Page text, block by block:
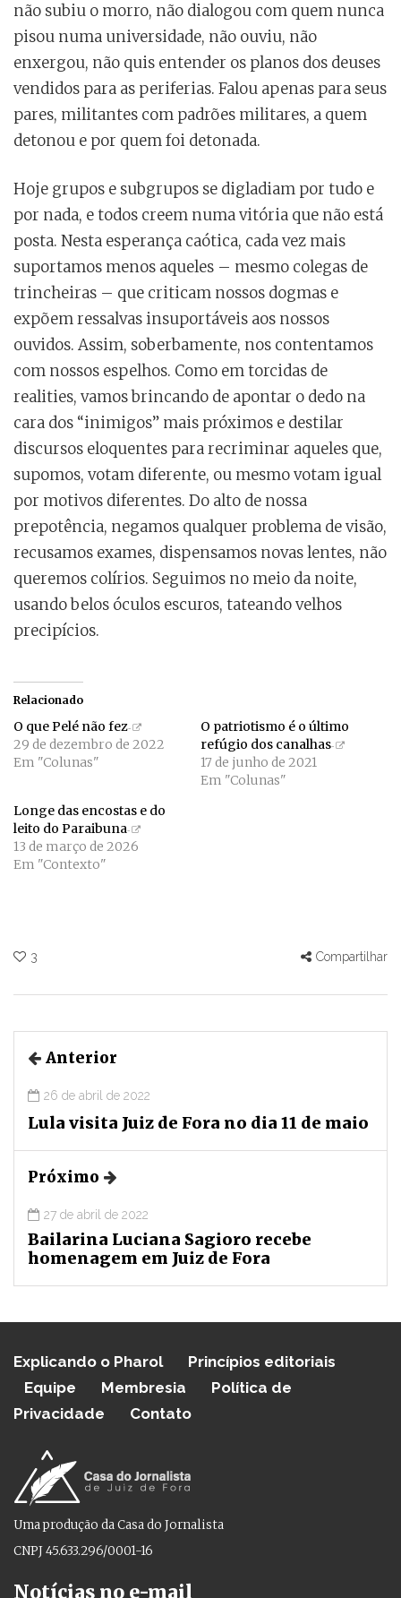
não subiu o morro, não dialogou com quem nunca
pisou numa universidade, não ouviu, não
enxergou, não quis entender os planos dos deuses
vendidos para as periferias. Falou apenas para seus
pares, militantes com padrões militares, a quem
detonou e por quem foi detonada.
Hoje grupos e subgrupos se digladiam por tudo e
por nada, e todos creem numa vitória que não está
posta. Nesta esperança caótica, cada vez mais
suportamos menos aqueles – mesmo colegas de
trincheiras – que criticam nossos dogmas e
expõem ressalvas insuportáveis aos nossos
ouvidos. Assim, soberbamente, nos contentamos
com nossos espelhos. Como em torcidas de
realities, vamos brincando de apontar o dedo na
cara dos “inimigos” mais próximos e destilar
discursos eloquentes para recriminar aqueles que,
supomos, votam diferente, ou mesmo votam igual
por motivos diferentes. Do alto de nossa
prepotência, negamos qualquer problema de visão,
recusamos exames, dispensamos novas lentes, não
queremos colírios. Seguimos no meio da noite,
usando belos óculos escuros, tateando velhos
precipícios.
Relacionado
O que Pelé não fez
29 de dezembro de 2022
Em "Colunas"
O patriotismo é o último
refúgio dos canalhas
17 de junho de 2021
Em "Colunas"
Longe das encostas e do
leito do Paraibuna
13 de março de 2026
Em "Contexto"
3 Compartilhar
Anterior
26 de abril de 2022
Lula visita Juiz de Fora no dia 11 de maio
Próximo
27 de abril de 2022
Bailarina Luciana Sagioro recebe
homenagem em Juiz de Fora
Explicando o Pharol
Princípios editoriais
Equipe
Membresia
Política de
Privacidade
Contato
Uma produção da Casa do Jornalista
CNPJ 45.633.296/0001-16
Notícias no e-mail